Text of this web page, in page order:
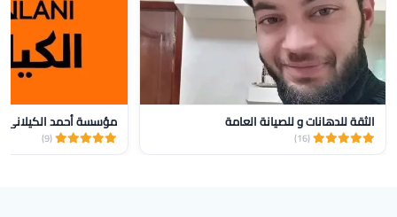
الثقة للدهانات و للصيانة العامة
(16)
(9)